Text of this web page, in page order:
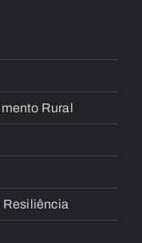
Rural
Resiliência